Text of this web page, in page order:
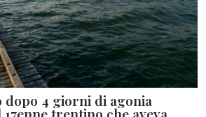
dopo 4 giorni di agonia